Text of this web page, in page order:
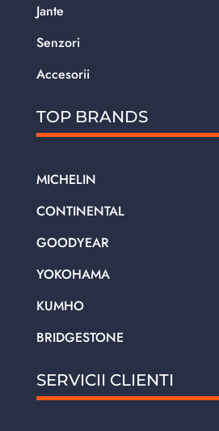
Jante
Senzori
Accesorii
TOP BRANDS
MICHELIN
CONTINENTAL
GOODYEAR
YOKOHAMA
KUMHO
BRIDGESTONE
SERVICII CLIENTI